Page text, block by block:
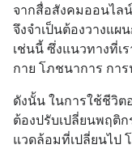
จากสื่อสังคมออนไล
จึงจำเป็นต้องวางแ
เช่นนี้ ซึ่งแนวทางที่เ
กาย โภชนาการ กา
ดังนั้น ในการใช้ชีวิ
ต้องปรับเปลี่ยนพฤติ
แวดล้อมที่เปลี่ยนไป